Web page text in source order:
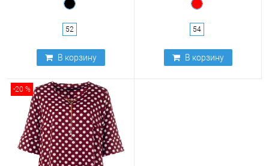
52
В корзину
54
В корзину
-20 %